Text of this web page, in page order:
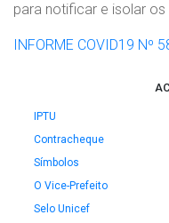
para notificar e isolar
INFORME COVID19 Nº
IPTU
Contracheque
Símbolos
O Vice-Prefeito
Selo Unicef